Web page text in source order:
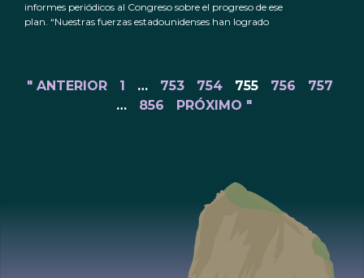
informes periódicos al Congreso sobre el progreso de ese
plan. “Nuestras fuerzas estadounidenses han logrado
" ANTERIOR 1 … 753 754 755 756
757
…
856 PRÓXIMO "